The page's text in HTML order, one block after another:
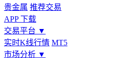
贵金属 推荐交易
APP 下载
交易平台 ▼
实时K线行情 MT5
市场分析 ▼